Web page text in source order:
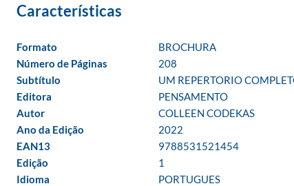
Formato
BROCHURA
Número de Páginas
208
Subtítulo
UM REPERTORIO
Editora
PENSAMENTO
Autor
COLLEEN CODEKAS
Ano da Edição
2022
EAN13
9788531521454
Edição
1
Idioma
PORTUGUES